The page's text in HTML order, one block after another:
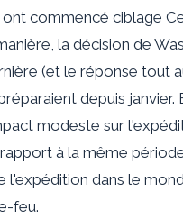
commencé ciblage
la décision de
(et le réponse tout
depuis janvier.
modeste sur
à la même
dans le
feu.